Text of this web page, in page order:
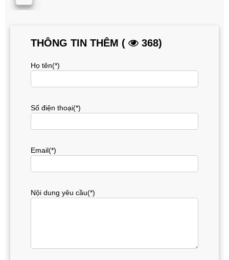
THÔNG TIN THÊM ( 368)
Họ tên(*)
Số điện thoại(*)
Email(*)
Nội dung yêu cầu(*)